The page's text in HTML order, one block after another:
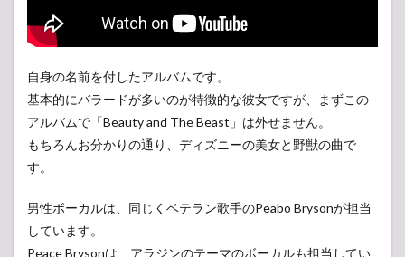
自身の名前を付したアルバムです。
基本的にバラードが多いのが特徴的な彼女ですが、まずこの
アルバムで「Beauty and The Beast」は外せません。
もちろんお分かりの通り、ディズニーの美女と野獣の曲で
す。
男性ボーカルは、同じくベテラン歌手のPeabo Brysonが担当
しています。
Peace Brysonは、アラジンのテーマのボーカルも担当してい